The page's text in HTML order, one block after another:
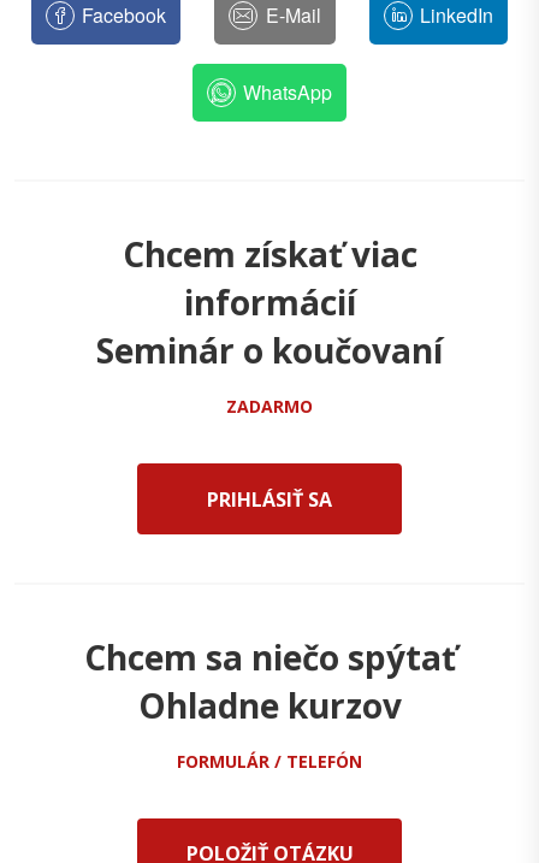
Facebook E-Mail LinkedIn
WhatsApp
Chcem získať viac
informácií
Seminár o koučovaní
ZADARMO
PRIHLÁSIŤ SA
Chcem sa niečo spýtať
Ohladne kurzov
FORMULÁR / TELEFÓN
POLOŽIŤ OTÁZKU